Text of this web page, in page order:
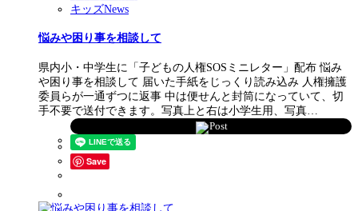
キッズNews
悩みや困り事を相談して
県内小・中学生に「子どもの人権SOSミニレター」配布 悩み
や困り事を相談して 届いた手紙をじっくり読み込み 人権擁護
委員らが一通ずつに返事 中は便せんと封筒になっていて、切
手不要で送付できます。写真上と右は小学生用、写真…
Post
Save